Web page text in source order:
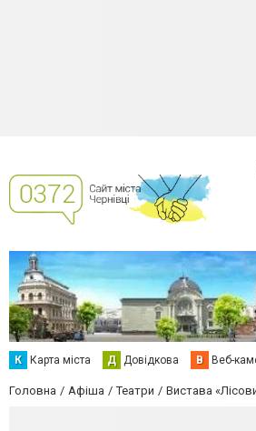
К Карта міста Д Довідкова В Веб-
Головна Афіша Театри Вистава